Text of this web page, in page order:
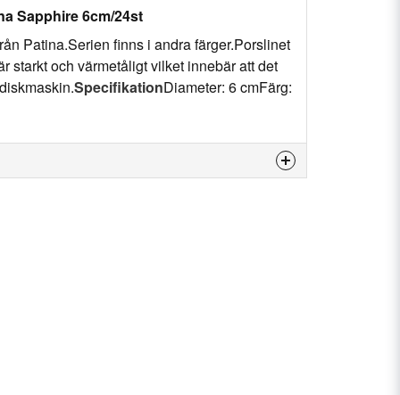
Sapphire 6cm/24st
Patina.Serien finns i andra färger.Porslinet
starkt och värmetåligt vilket innebär att det
SpecifikationDiameter: 6 cmFärg: